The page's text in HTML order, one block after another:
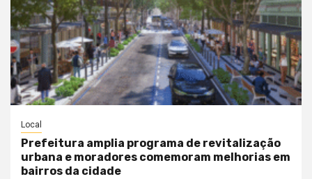
Local
Prefeitura amplia programa de revitalização
urbana e moradores comemoram melhorias em
bairros da cidade